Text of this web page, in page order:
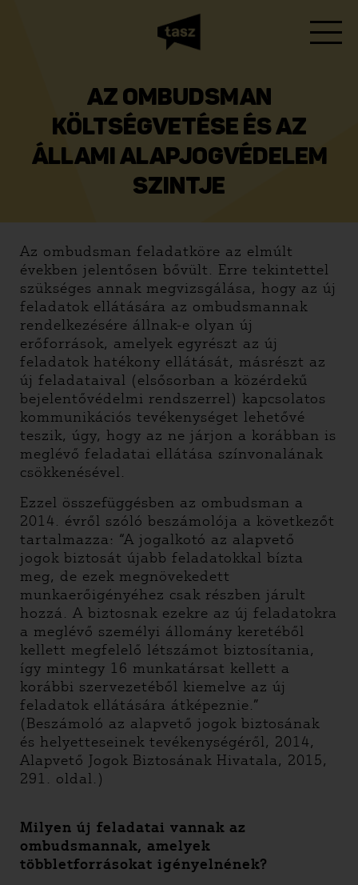
AZ OMBUDSMAN
KÖLTSÉGVETÉSE ÉS AZ
ÁLLAMI ALAPJOGVÉDELEM
SZINTJE
Az ombudsman feladatköre az elmúlt
években jelentősen bővült. Erre tekintettel
szükséges annak megvizsgálása, hogy az új
feladatok ellátására az ombudsmannak
rendelkezésére állnak-e olyan új
erőforrások, amelyek egyrészt az új
feladatok hatékony ellátását, másrészt az
új feladataival (elsősorban a közérdekű
bejelentővédelmi rendszerrel) kapcsolatos
kommunikációs tevékenységet lehetővé
teszik, úgy, hogy az ne járjon a korábban is
meglévő feladatai ellátása színvonalának
csökkenésével.
Ezzel összefüggésben az ombudsman a
2014. évről szóló beszámolója a következőt
tartalmazza: “A jogalkotó az alapvető
jogok biztosát újabb feladatokkal bízta
meg, de ezek megnövekedett
munkaerőigényéhez csak részben járult
hozzá. A biztosnak ezekre az új feladatokra
a meglévő személyi állomány keretéből
kellett megfelelő létszámot biztosítania,
így mintegy 16 munkatársat kellett a
korábbi szervezetéből kiemelve az új
feladatok ellátására átképeznie.”
(Beszámoló az alapvető jogok biztosának
és helyetteseinek tevékenységéről, 2014,
Alapvető Jogok Biztosának Hivatala, 2015,
291. oldal.)
Milyen új feladatai vannak az
ombudsmannak, amelyek
többletforrásokat igényelnének?